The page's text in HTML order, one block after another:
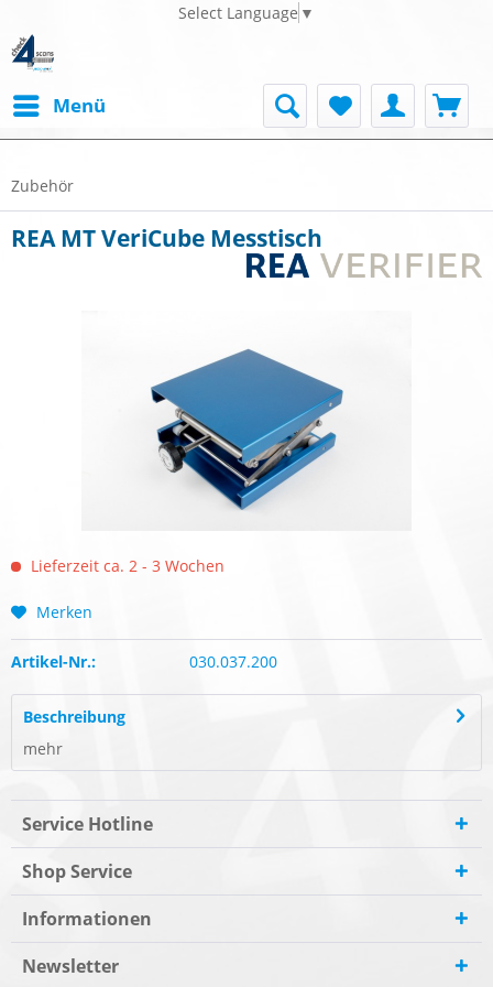
Select Language ▼
Menü
Zubehör
REA MT VeriCube Messtisch
Lieferzeit ca. 2 - 3 Wochen
Merken
Artikel-Nr.: 030.037.200
Beschreibung
mehr
Service Hotline
Shop Service
Informationen
Newsletter